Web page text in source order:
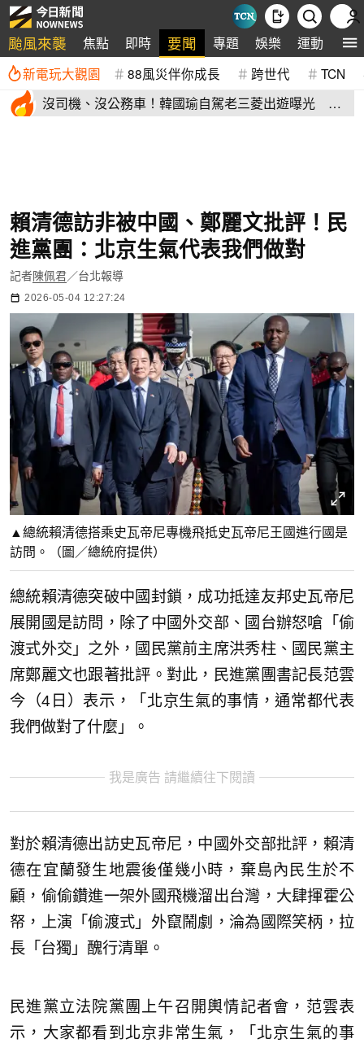
颱風來襲 焦點 即時 要聞 專題 娛樂 運動 全
新電玩大觀園 88風災伴你成長 跨世代 TCN
沒司機、沒公務車！韓國瑜自駕老三菱出遊曝光 私
賴清德訪非被中國、鄭麗文批評！民
進黨團：北京生氣代表我們做對
記者陳佩君／台北報導
2026-05-04 12:27:24
▲總統賴清德搭乘史瓦帝尼專機飛抵史瓦帝尼王國進行國是
訪問。（圖／總統府提供）
總統賴清德突破中國封鎖，成功抵達友邦史瓦帝尼
展開國是訪問，除了中國外交部、國台辦怒嗆「偷
渡式外交」之外，國民黨前主席洪秀柱、國民黨主
席鄭麗文也跟著批評。對此，民進黨團書記長范雲
今（4日）表示，「北京生氣的事情，通常都代表
我們做對了什麼」。
我是廣告 請繼續往下閱讀
對於賴清德出訪史瓦帝尼，中國外交部批評，賴清
德在宜蘭發生地震後僅幾小時，棄島內民生於不
顧，偷偷鑽進一架外國飛機溜出台灣，大肆揮霍公
帑，上演「偷渡式」外竄鬧劇，淪為國際笑柄，拉
長「台獨」醜行清單。
民進黨立法院黨團上午召開輿情記者會，范雲表
示，大家都看到北京非常生氣，「北京生氣的事